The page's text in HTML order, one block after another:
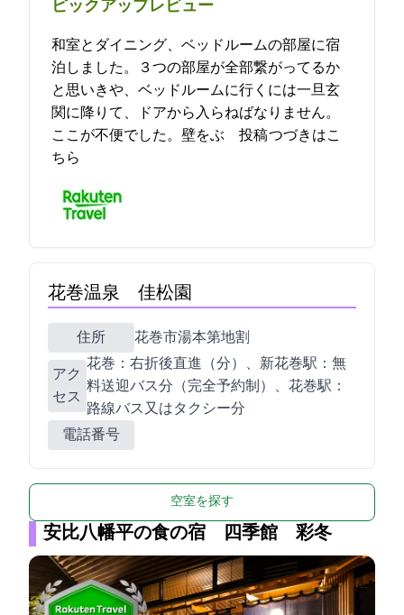
ピックアップレビュー
和室とダイニング、ベッドルームの部屋に宿
泊しました。３つの部屋が全部繋がってるか
と思いきや、ベッドルームに行くには一旦玄
関に降りて、ドアから入らねばなりません。
ここが不便でした。壁をぶ… 2021-11-27 23:13:58投稿つづきはこ
ちら
花巻温泉 佳松園
住所 花巻市湯本第1地割125-2
アク
セス
花巻IC：右折後直進4km（5分）、新花巻駅：無
料送迎バス20分（完全予約制）、花巻駅：
路線バス又はタクシー15分
電話番号
空室を探す
安比八幡平の食の宿 四季館 彩冬